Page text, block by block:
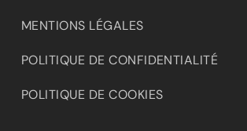
MENTIONS LÉGALES
POLITIQUE DE CONFIDENTIALITÉ
POLITIQUE DE COOKIES